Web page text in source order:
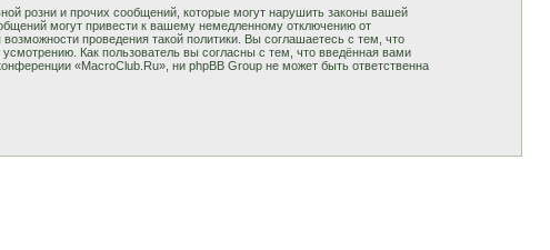
розни и прочих сообщений, которые могут нарушить законы вашей
могут привести к вашему немедленному отключению от
проведения такой политики. Вы соглашаетесь с тем, что
Как пользователь вы согласны с тем, что введённая вами
«MacroClub.Ru», ни phpBB Group не может быть ответственна